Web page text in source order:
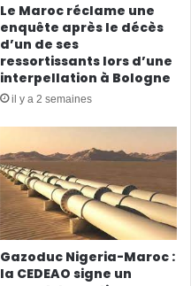
Le Maroc réclame une
enquête après le décès
d’un de ses
ressortissants lors d’une
interpellation à Bologne
il y a 2 semaines
Gazoduc Nigeria-Maroc :
la CEDEAO signe un